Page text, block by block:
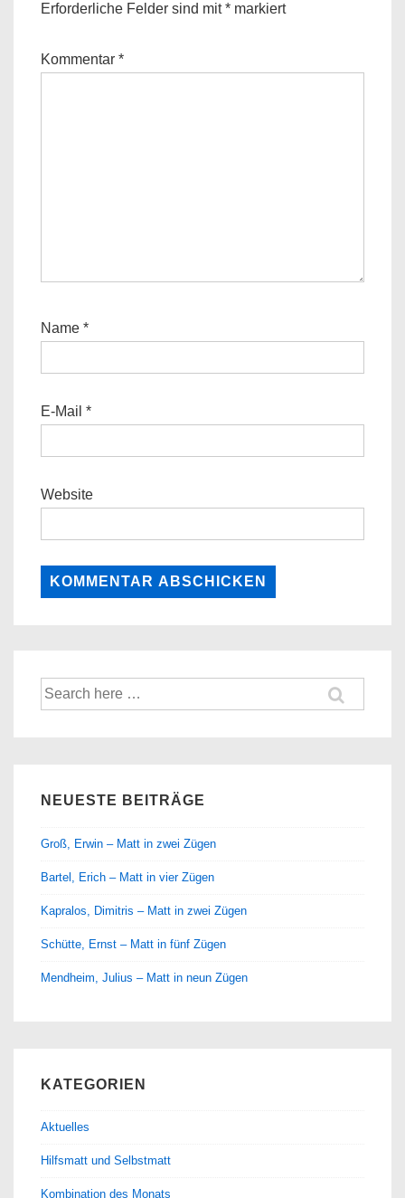
Erforderliche Felder sind mit* markiert
Kommentar *
Name *
E-Mail *
Website
Suche
nach:
NEUESTE BEITRÄGE
Groß, Erwin – Matt in zwei Zügen
Bartel, Erich – Matt in vier Zügen
Kapralos, Dimitris – Matt in zwei Zügen
Schütte, Ernst – Matt in fünf Zügen
Mendheim, Julius – Matt in neun Zügen
KATEGORIEN
Aktuelles
Hilfsmatt und Selbstmatt
Kombination des Monats